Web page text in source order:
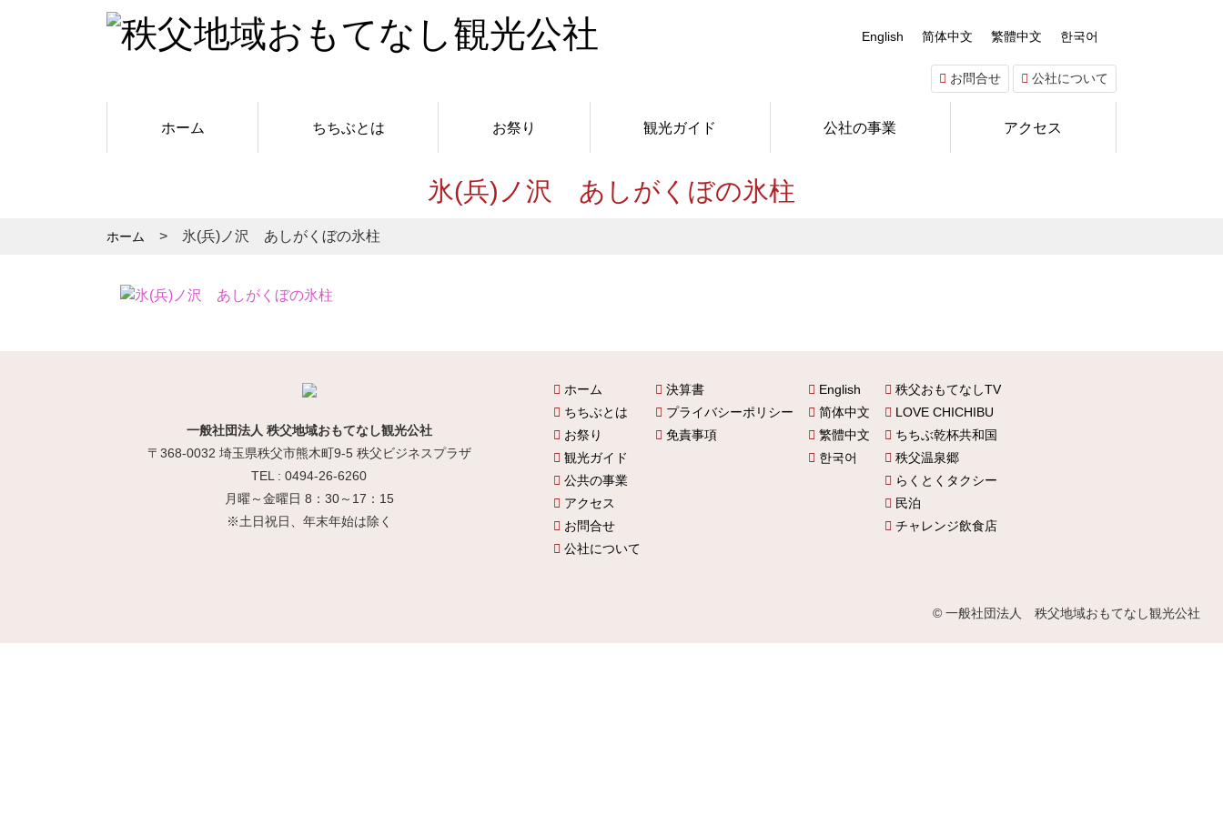
English 简体中文 繁體中文 한국어
お問合せ 公社について
ホーム ちちぶとは お祭り 観光ガイド 公社の事業 アクセス
氷(兵)ノ沢 あしがくぼの氷柱
ホーム 氷(兵)ノ沢 あしがくぼの氷柱
一般社団法人 秩父地域おもてなし観光公社
〒368-0032 埼玉県秩父市熊木町9-5 秩父ビジネスプラザ
TEL : 0494-26-6260
月曜～金曜日 8：30～17：15
※土日祝日、年末年始は除く
ホーム
ちちぶとは
お祭り
観光ガイド
公共の事業
アクセス
お問合せ
公社について
決算書
プライバシーポリシー
免責事項
English
简体中文
繁體中文
한국어
秩父おもてなしTV
LOVE CHICHIBU
ちちぶ乾杯共和国
秩父温泉郷
らくとくタクシー
民泊
チャレンジ飲食店
© 一般社団法人 秩父地域おもてなし観光公社